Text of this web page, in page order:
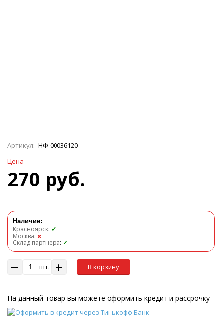
Артикул: НФ-00036120
Цена
270 руб.
Наличие:
Красноярск: ✓
Москва: ✖
Склад партнера: ✓
шт. В корзину
На данный товар вы можете оформить кредит и рассрочку